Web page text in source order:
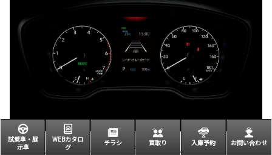
アナログメーター＋4.2インチTFTカラーマルチインフォメーショ
試乗車・展
示車
WEBカタロ
グ
チラシ 買取り 入庫予約 お問い合わせ